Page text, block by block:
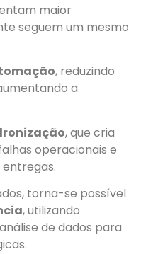
maior
seguem um mesmo
, reduzindo
a
, que cria
operacionais e
torna-se possível
, utilizando
de dados para